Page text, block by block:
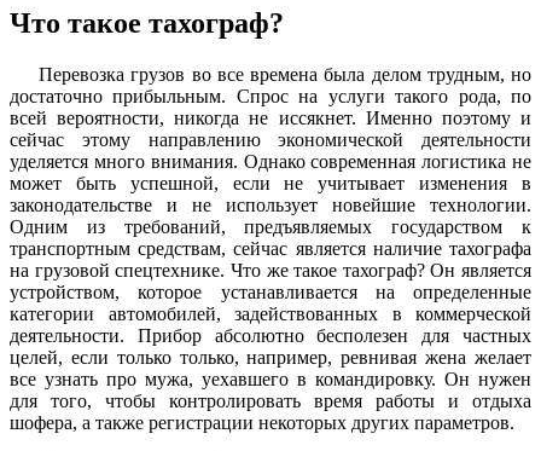
Что такое тахограф?
Перевозка грузов во все времена была делом трудным, но
достаточно прибыльным. Спрос на услуги такого рода, по
всей вероятности, никогда не иссякнет. Именно поэтому и
сейчас этому направлению экономической деятельности
уделяется много внимания. Однако современная логистика не
может быть успешной, если не учитывает изменения в
законодательстве и не использует новейшие технологии.
Одним из требований, предъявляемых государством к
транспортным средствам, сейчас является наличие тахографа
на грузовой спецтехнике. Что же такое тахограф? Он является
устройством, которое устанавливается на определенные
категории автомобилей, задействованных в коммерческой
деятельности. Прибор абсолютно бесполезен для частных
целей, если только только, например, ревнивая жена желает
все узнать про мужа, уехавшего в командировку. Он нужен
для того, чтобы контролировать время работы и отдыха
шофера, а также регистрации некоторых других параметров.